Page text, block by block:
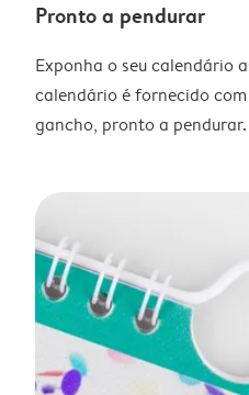
Pronto a pendurar
Exponha o seu calendário
calendário é fornecido
gancho, pronto a pendurar.